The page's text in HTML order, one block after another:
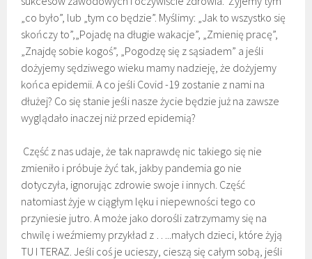
„co było”, lub „tym co będzie”. Myślimy: „Jak to wszystko się
skończy to”,„Pojadę na długie wakacje”, „Zmienię pracę”,
„Znajdę sobie kogoś”, „Pogodzę się z sąsiadem” a jeśli
dożyjemy sędziwego wieku mamy nadzieję, że dożyjemy
końca epidemii. A co jeśli Covid -19 zostanie z nami na
dłużej? Co się stanie jeśli nasze życie będzie już na zawsze
wyglądało inaczej niż przed epidemią?
Część z nas udaje, że tak naprawdę nic takiego się nie
zmieniło i próbuje żyć tak, jakby pandemia go nie
dotyczyła, ignorując zdrowie swoje i innych. Część
natomiast żyje w ciągłym lęku i niepewności tego co
przyniesie jutro. A może jako dorośli zatrzymamy się na
chwilę i weźmiemy przykład z …..małych dzieci, które żyją
TU I TERAZ. Jeśli coś je ucieszy, cieszą się całym sobą, jeśli